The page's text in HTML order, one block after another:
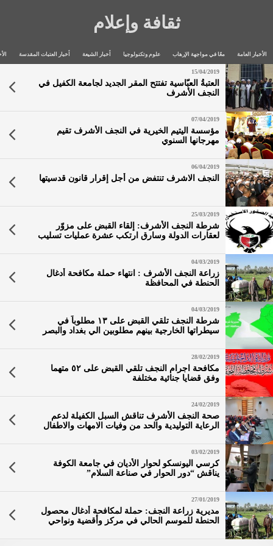
ثقافة وإعلام
الأخبار العامة معًا في مواجهة الإرهاب علوم وتكنولوجيا أخبار الشيعة أخبار العتبات المقدسة
15/04/2019
العتبةُ العبّاسية تفتتح المقر الجديد لجامعة الكفيل في
النجف الأشرف
07/04/2019
مؤسسة اليتيم الخيرية في النجف الأشرف تقيم
مهرجانها السنوي
06/04/2019
النجف الاشرف تنتفض من أجل إقرار قانون قدسيتها
25/03/2019
شرطة النجف الأشرف: إلقاء القبض على مزوّر
لعقارات الدولة وسارق ارتكب عشرة عمليات تسليب
04/03/2019
زراعة النجف الأشرف : انتهاء حملة مكافحة أدغال
الحنطة في المحافظة
04/03/2019
شرطة النجف تلقي القبض على ١٣ مطلوباً في
سيطراتها الخارجية بينهم مطلوبين الي بغداد والبصر
28/02/2019
مكافحة اجرام النجف تلقي القبض على ٥٢ متهما
وفق قضايا جنائية مختلفة
24/02/2019
صحة النجف الأشرف تناقش السبل الكفيلة لدعم
الرعاية التوليدية والحد من وفيات الامهات والاطفال
03/02/2019
كرسي اليونسكو لحوار الأديان في جامعة الكوفة
يناقش “دور الحوار في صناعة السلام”
27/01/2019
مديرية زراعة النجف: حملة لمكافحة أدغال محصول
الحنطة للموسم الحالي في مركز وأقضية ونواحي